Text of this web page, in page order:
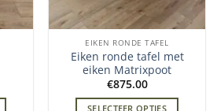
EIKEN RONDE TAFEL
Eiken ronde tafel met
eiken Matrixpoot
€875.00
SELECTEER OPTIES